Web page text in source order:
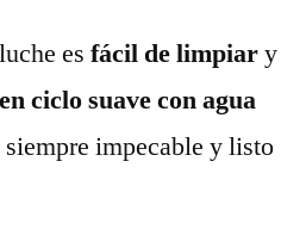
es fácil de limpiary
ciclo suave con agua
impecable y listo